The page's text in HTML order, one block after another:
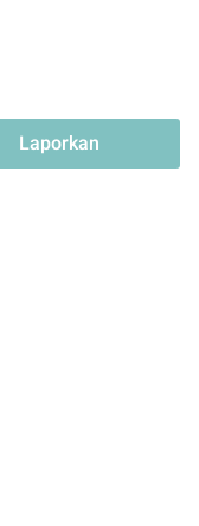
Laporkan